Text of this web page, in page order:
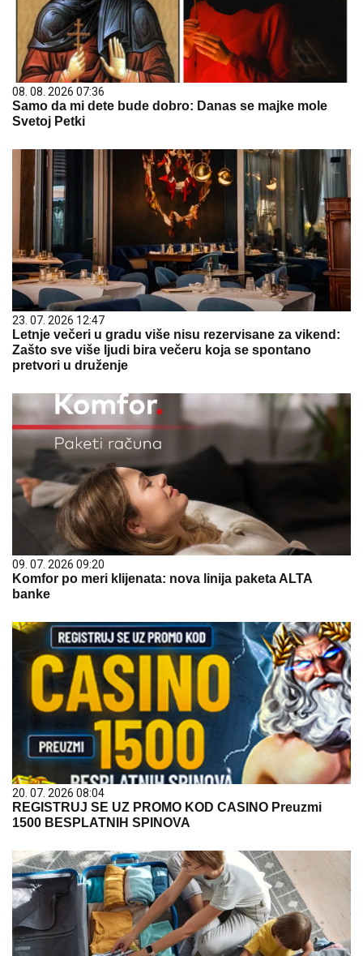
08. 08. 2026 07:36
Samo da mi dete bude dobro: Danas se majke mole
Svetoj Petki
23. 07. 2026 12:47
Letnje večeri u gradu više nisu rezervisane za vikend:
Zašto sve više ljudi bira večeru koja se spontano
pretvori u druženje
09. 07. 2026 09:20
Komfor po meri klijenata: nova linija paketa ALTA
banke
20. 07. 2026 08:04
REGISTRUJ SE UZ PROMO KOD CASINO Preuzmi
1500 BESPLATNIH SPINOVA